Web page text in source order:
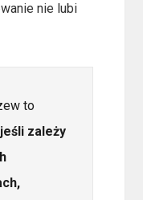
nie lubi
to
jeśli zależy